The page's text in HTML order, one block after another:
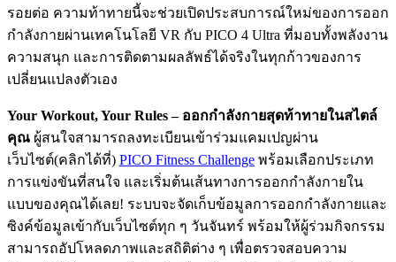
รอยต่อ ความท้าทายนี้จะช่วยเปิดประสบการณ์ใหม่ของการออก
กำลังกายผ่านเทคโนโลยี VR กับ PICO 4 Ultra ที่มอบทั้งพลังงาน
ความสนุก และการติดตามผลลัพธ์ได้จริงในทุกก้าวของการ
เปลี่ยนแปลงตัวเอง
Your Workout, Your Rules – ออกกำลังกายสุดท้าทายในสไตล์
คุณ ผู้สนใจสามารถลงทะเบียนเข้าร่วมแคมเปญผ่าน
เว็บไซต์(คลิกได้ที่) PICO Fitness Challenge พร้อมเลือกประเภท
การแข่งขันที่สนใจ และเริ่มต้นเส้นทางการออกกำลังกายใน
แบบของคุณได้เลย! ระบบจะจัดเก็บข้อมูลการออกกำลังกายและ
ซิงค์ข้อมูลเข้ากับเว็บไซต์ทุก ๆ วันจันทร์ พร้อมให้ผู้ร่วมกิจกรรม
สามารถอัปโหลดภาพและสถิติต่าง ๆ เพื่อตรวจสอบความ